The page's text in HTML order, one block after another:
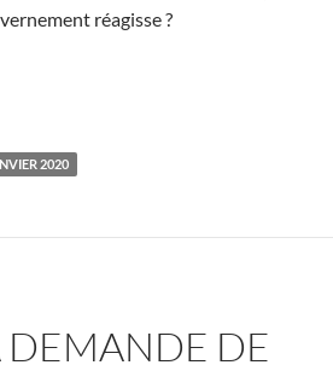
réagisse ?
2020
DEMANDE DE